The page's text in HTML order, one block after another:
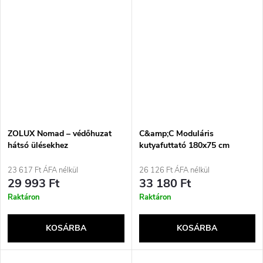
ZOLUX Nomad – védőhuzat
hátsó ülésekhez
23 617 Ft ÁFA nélkül
29 993 Ft
Raktáron
KOSÁRBA
C&amp;C Moduláris
kutyafuttató 180x75 cm
26 126 Ft ÁFA nélkül
33 180 Ft
Raktáron
KOSÁRBA